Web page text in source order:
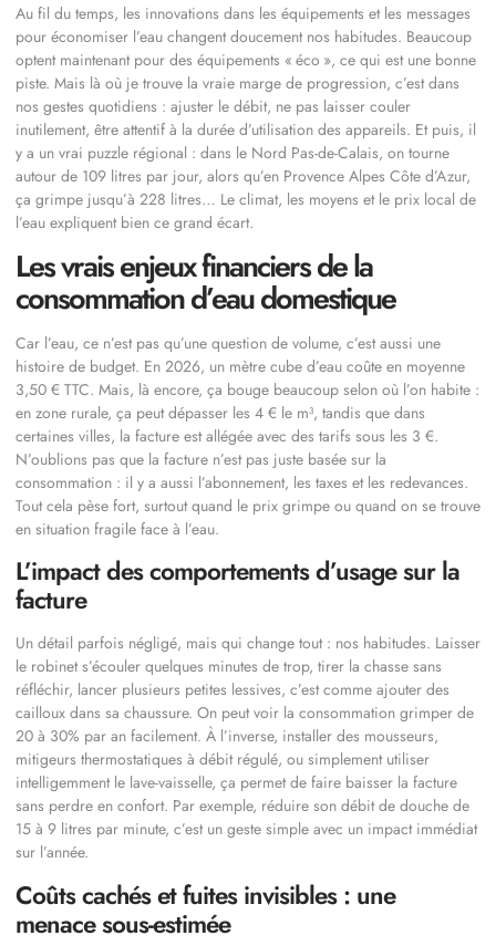
Au fil du temps, les innovations dans les équipements et les messages
pour économiser l’eau changent doucement nos habitudes. Beaucoup
optent maintenant pour des équipements « éco », ce qui est une bonne
piste. Mais là où je trouve la vraie marge de progression, c’est dans
nos gestes quotidiens : ajuster le débit, ne pas laisser couler
inutilement, être attentif à la durée d’utilisation des appareils. Et puis, il
y a un vrai puzzle régional : dans le Nord Pas-de-Calais, on tourne
autour de 109 litres par jour, alors qu’en Provence Alpes Côte d’Azur,
ça grimpe jusqu’à 228 litres… Le climat, les moyens et le prix local de
l’eau expliquent bien ce grand écart.
Les vrais enjeux financiers de la
consommation d’eau domestique
Car l’eau, ce n’est pas qu’une question de volume, c’est aussi une
histoire de budget. En 2026, un mètre cube d’eau coûte en moyenne
3,50 € TTC. Mais, là encore, ça bouge beaucoup selon où l’on habite :
en zone rurale, ça peut dépasser les 4 € le m³, tandis que dans
certaines villes, la facture est allégée avec des tarifs sous les 3 €.
N’oublions pas que la facture n’est pas juste basée sur la
consommation : il y a aussi l’abonnement, les taxes et les redevances.
Tout cela pèse fort, surtout quand le prix grimpe ou quand on se trouve
en situation fragile face à l’eau.
L’impact des comportements d’usage sur la
facture
Un détail parfois négligé, mais qui change tout : nos habitudes. Laisser
le robinet s’écouler quelques minutes de trop, tirer la chasse sans
réfléchir, lancer plusieurs petites lessives, c’est comme ajouter des
cailloux dans sa chaussure. On peut voir la consommation grimper de
20 à 30% par an facilement. À l’inverse, installer des mousseurs,
mitigeurs thermostatiques à débit régulé, ou simplement utiliser
intelligemment le lave-vaisselle, ça permet de faire baisser la facture
sans perdre en confort. Par exemple, réduire son débit de douche de
15 à 9 litres par minute, c’est un geste simple avec un impact immédiat
sur l’année.
Coûts cachés et fuites invisibles : une
menace sous-estimée